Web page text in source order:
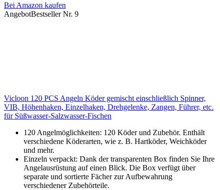
Bei Amazon kaufen
AngebotBestseller Nr. 9
Vicloon 120 PCS Angeln Köder gemischt einschließlich Spinner,
VIB, Höhenhaken, Einzelhaken, Drehgelenke, Zangen, Führer, etc.
für Süßwasser-Salzwasser-Fischen
120 Angelmöglichkeiten: 120 Köder und Zubehör. Enthält
verschiedene Köderarten, wie z. B. Hartköder, Weichköder
und mehr.
Einzeln verpackt: Dank der transparenten Box finden Sie Ihre
Angelausrüstung auf einen Blick. Die Box verfügt über
separate und sortierte Fächer zur Aufbewahrung
verschiedener Zubehörteile.